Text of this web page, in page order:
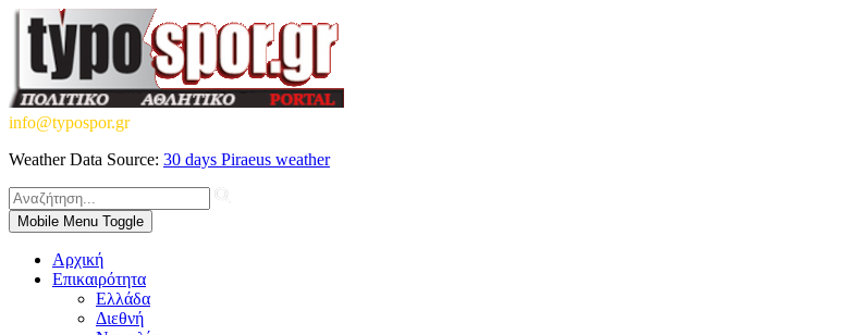
info@typospor.gr
Weather Data Source: 30 days Piraeus weather
Mobile Menu Toggle
Αρχική
Επικαιρότητα
Ελλάδα
Διεθνή